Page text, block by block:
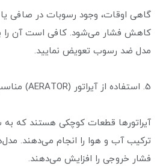
گاهی اوقات، وجود رسوبات در صافی
کاهش فشار می‌شود. کافی است آن را باز
مدل ضد رسوب تعویض نمایید.
5. استفاده از آیراتور (AERATOR) مناسب
آیراتورها قطعات کوچکی هستند که
ترکیب آب و هوا را انجام می‌دهند.
فشار خروجی را افزایش می‌دهند.